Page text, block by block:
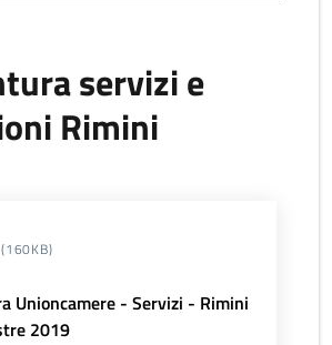
servizi e
Rimini
(160KB)
Unioncamere - Servizi - Rimini
2019